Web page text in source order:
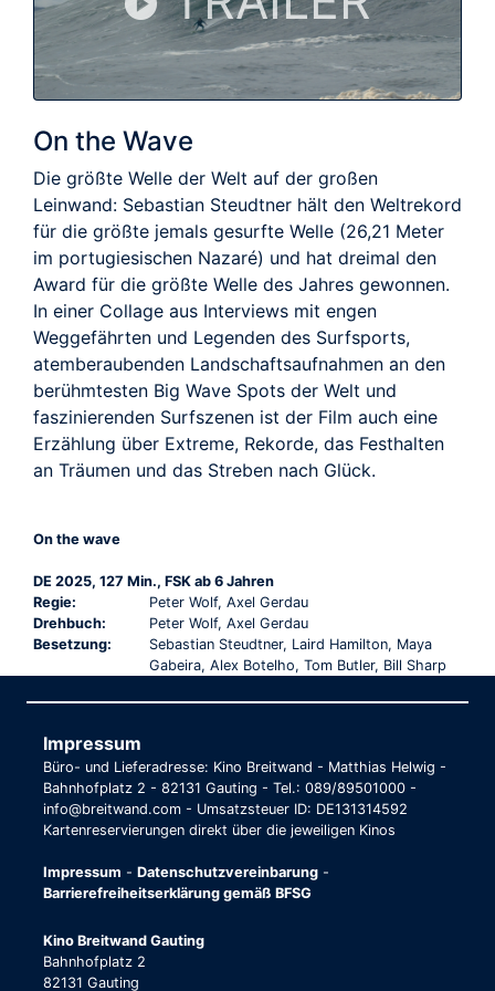
On the Wave
Die größte Welle der Welt auf der großen
Leinwand: Sebastian Steudtner hält den Weltrekord
für die größte jemals gesurfte Welle (26,21 Meter
im portugiesischen Nazaré) und hat dreimal den
Award für die größte Welle des Jahres gewonnen.
In einer Collage aus Interviews mit engen
Weggefährten und Legenden des Surfsports,
atemberaubenden Landschaftsaufnahmen an den
berühmtesten Big Wave Spots der Welt und
faszinierenden Surfszenen ist der Film auch eine
Erzählung über Extreme, Rekorde, das Festhalten
an Träumen und das Streben nach Glück.
On the wave
DE 2025, 127 Min., FSK ab 6 Jahren
Regie:
Peter Wolf, Axel Gerdau
Drehbuch:
Peter Wolf, Axel Gerdau
Besetzung:
Sebastian Steudtner, Laird Hamilton, Maya
Gabeira, Alex Botelho, Tom Butler, Bill Sharp
Impressum
Büro- und Lieferadresse: Kino Breitwand - Matthias Helwig -
Bahnhofplatz 2 - 82131 Gauting - Tel.: 089/89501000 -
info@breitwand.com - Umsatzsteuer ID: DE131314592
Kartenreservierungen direkt über die jeweiligen Kinos
Impressum - Datenschutzvereinbarung -
Barrierefreiheitserklärung gemäß BFSG
Kino Breitwand Gauting
Bahnhofplatz 2
82131 Gauting